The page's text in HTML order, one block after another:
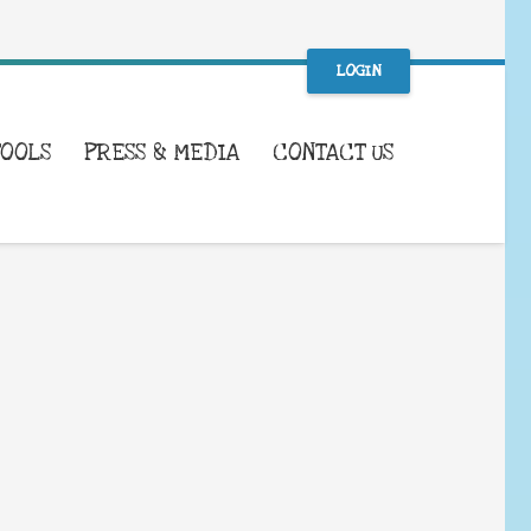
LOGIN
PRESS & MEDIA CONTACT US